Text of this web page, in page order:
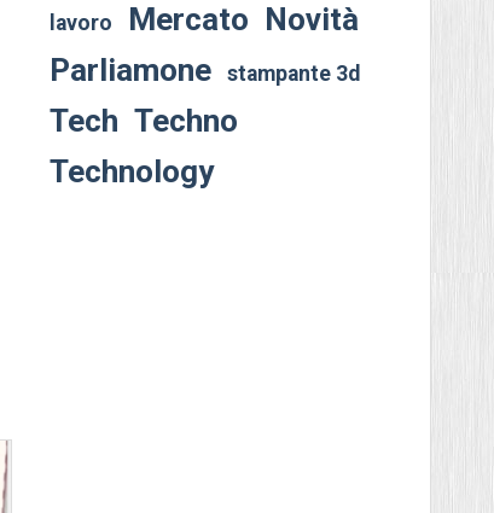
lavoro Mercato Novità
Parliamone
stampante 3d
Tech Techno
Technology